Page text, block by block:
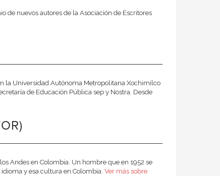
de nuevos autores de la Asociación de Escritores
la Universidad Autónoma Metropolitana Xochimilco
de Educación Pública sep y Nostra. Desde
Andes en Colombia. Un hombre que en 1952 se
y esa cultura en Colombia. Ver más sobre